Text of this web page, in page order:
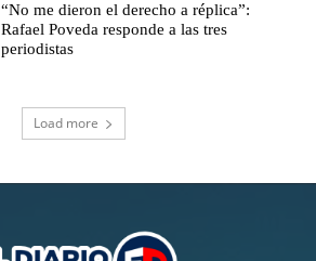
“No me dieron el derecho a réplica”:
Rafael Poveda responde a las tres
periodistas
Load more